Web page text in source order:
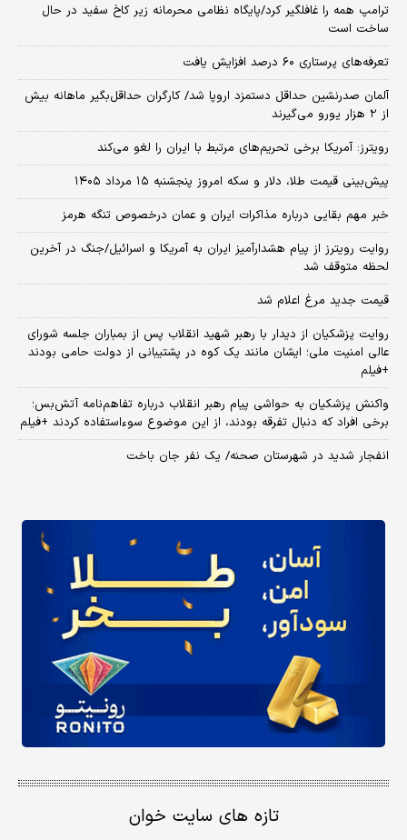
ترامپ همه را غافلگیر کرد/پایگاه نظامی محرمانه زیر کاخ سفید در حال
ساخت است
تعرفه‌های پرستاری ۶۰ درصد افزایش یافت
آلمان صدرنشین حداقل دستمزد اروپا شد/ کارگران حداقل‌بگیر ماهانه بیش
از ۲ هزار یورو می‌گیرند
رویترز: آمریکا برخی تحریم‌های مرتبط با ایران را لغو می‌کند
پیش‌بینی قیمت طلا، دلار و سکه امروز پنجشنبه ۱۵ مرداد ۱۴۰۵
خبر مهم بقایی درباره مذاکرات ایران و عمان درخصوص تنگه هرمز
روایت رویترز از پیام هشدارآمیز ایران به آمریکا و اسرائیل/جنگ در آخرین
لحظه متوقف شد
قیمت جدید مرغ اعلام شد
روایت پزشکیان از دیدار با رهبر شهید انقلاب پس از بمباران جلسه شورای
عالی امنیت ملی؛ ایشان مانند یک کوه در پشتیبانی از دولت حامی بودند
+فیلم
واکنش پزشکیان به حواشی پیام رهبر انقلاب درباره تفاهم‌نامه آتش‌بس؛
برخی افراد که دنبال تفرقه بودند، از این موضوع سوءاستفاده کردند +فیلم
انفجار شدید در شهرستان صحنه/ یک نفر جان باخت
تازه های سایت خوان